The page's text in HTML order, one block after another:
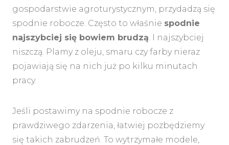
gospodarstwie agroturystycznym, przydadzą się
spodnie robocze. Często to właśnie spodnie
najszybciej się bowiem brudzą . I najszybciej
niszczą. Plamy z oleju, smaru czy farby nieraz
pojawiają się na nich już po kilku minutach
pracy.
Jeśli postawimy na spodnie robocze z
prawdziwego zdarzenia, łatwiej pozbędziemy
się takich zabrudzeń. To wytrzymałe modele,